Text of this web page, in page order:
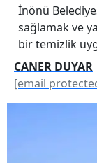
İnönü
sağlamak ve
bir temizlik
CANER DUYAR
[email